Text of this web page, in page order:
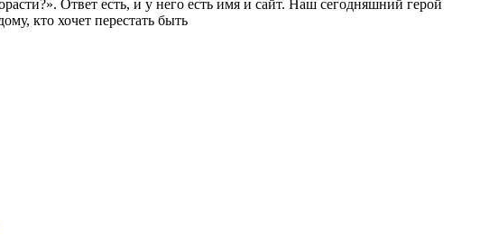
Ответ есть, и у него есть имя и сайт. Наш сегодняшний герой
кто хочет перестать быть